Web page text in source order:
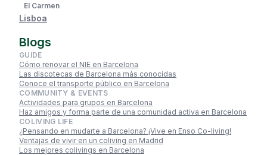
El Carmen
Lisboa
Blogs
GUIDE
Cómo renovar el NIE en Barcelona
Las discotecas de Barcelona más conocidas
Conoce el transporte público en Barcelona
COMMUNITY & EVENTS
Actividades para grupos en Barcelona
Haz amigos y forma parte de una comunidad activa en Barcelona
COLIVING LIFE
¿Pensando en mudarte a Barcelona? ¡Vive en Enso Co-living!
Ventajas de vivir en un coliving en Madrid
Los mejores colivings en Barcelona